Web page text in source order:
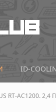
RT-AC1200. 2,4